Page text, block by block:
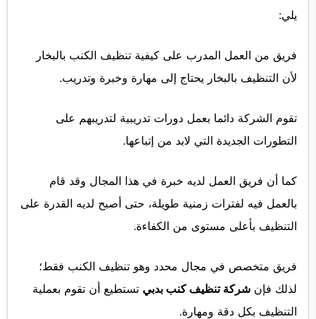
يلي:
فريق من العمل المدرب على كيفية تنظيف الكنب بالبخار
لأن التنظيف بالبخار يحتاج إلى مهارة وخبرة وتدريب.
تقوم الشركة دائما بعمل دورات تدريبية لتدريبهم على
التطورات الجديدة التي لابد من إتباعها.
كما أن فريق العمل لديه خبرة في هذا المجال وقد قام
بالعمل فيه لفترات زمنية طويلة، حتى أصبح لديه القدرة على
التنظيف بأعلى مستوى من الكفاءة.
فريق متخصص في مجال محدد وهو تنظيف الكنب فقط؛
لذلك فإن شركة تنظيف كنب بدبي تستطيع أن تقوم بعملية
التنظيف بكل دقة ومهارة.